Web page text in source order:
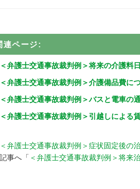
連ページ:
＜弁護士交通事故裁判例＞将来の介護料
＜弁護士交通事故裁判例＞介護備品費に
＜弁護士交通事故裁判例＞バスと電車の
＜弁護士交通事故裁判例＞引越しによる
＜弁護士交通事故裁判例＞症状固定後の
事へ「 ＜弁護士交通事故裁判例＞将来